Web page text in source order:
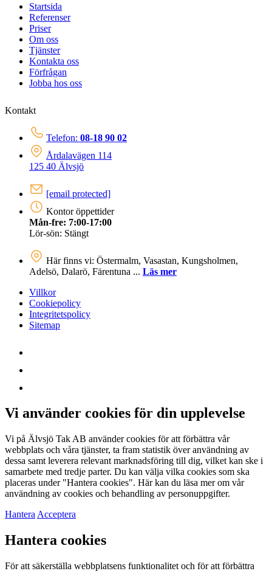
Startsida
Referenser
Priser
Om oss
Tjänster
Kontakta oss
Förfrågan
Jobba hos oss
Kontakt
Telefon: 08-18 90 02
Årdalavägen 114
125 40 Älvsjö
[email protected]
Kontor öppettider
Mån-fre: 7:00-17:00
Lör-sön: Stängt
Här finns vi: Östermalm, Vasastan, Kungsholmen,
Adelsö, Dalarö, Färentuna ... Läs mer
Villkor
Cookiepolicy
Integritetspolicy
Sitemap
Vi använder cookies för din upplevelse
Vi på Älvsjö Tak AB använder cookies för att förbättra vår
webbplats och våra tjänster, ta fram statistik över användning av
dessa samt leverera relevant marknadsföring till dig, vilket kan ske i
samarbete med tredje parter. Du kan välja vilka cookies som ska
placeras under "Hantera cookies". Här kan du läsa mer om vår
användning av cookies och behandling av personuppgifter.
Hantera Acceptera
Hantera cookies
För att säkerställa webbplatsens funktionalitet och för att förbättra